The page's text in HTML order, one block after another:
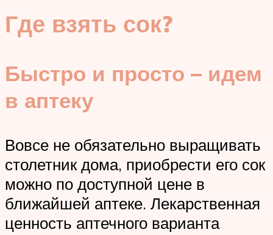
Где взять сок?
Быстро и просто – идем
в аптеку
Вовсе не обязательно выращивать
столетник дома, приобрести его сок
можно по доступной цене в
ближайшей аптеке. Лекарственная
ценность аптечного варианта